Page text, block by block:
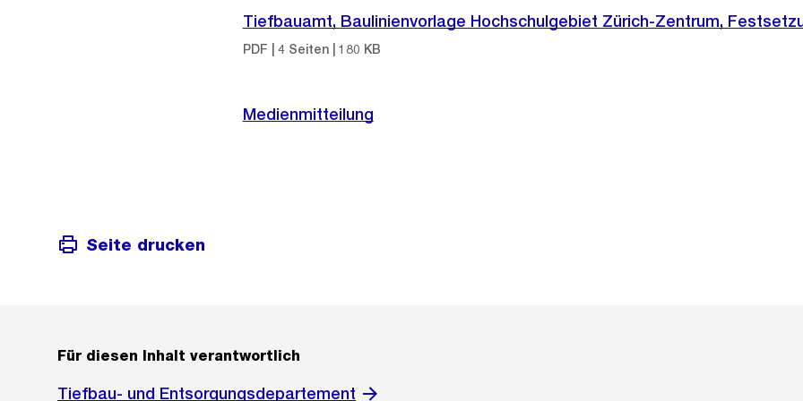
Tiefbauamt, Baulinienvorlage Hochschulgebiet Zürich-Zentrum,
PDF | 4 Seiten | 180 KB
Medienmitteilung
Seite drucken
Für diesen Inhalt verantwortlich
Tiefbau- und Entsorgungsdepartement